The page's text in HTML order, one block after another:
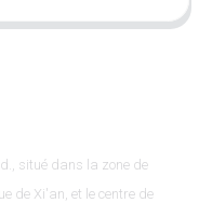
situé dans la zone de
de Xi'an, et le centre de